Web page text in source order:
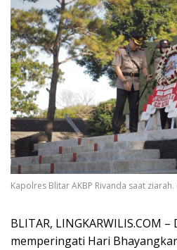
Kapolres Blitar AKBP Rivanda saat ziarah.
BLITAR, LINGKARWILIS.COM
memperingati Hari